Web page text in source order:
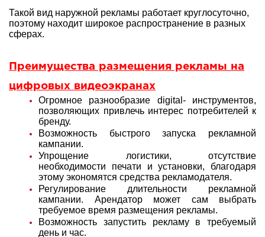
Такой вид наружной рекламы работает круглосуточно,
поэтому находит широкое распространение в разных
сферах.
Преимущества размещения рекламы на
цифровых видеоэкранах
Огромное разнообразие digital- инструментов,
позволяющих привлечь интерес потребителей к
бренду.
Возможность быстрого запуска рекламной
кампании.
Упрощение логистики, отсутствие
необходимости печати и установки, благодаря
этому экономятся средства рекламодателя.
Регулирование длительности рекламной
кампании. Арендатор может сам выбрать
требуемое время размещения рекламы.
Возможность запустить рекламу в требуемый
день и час.